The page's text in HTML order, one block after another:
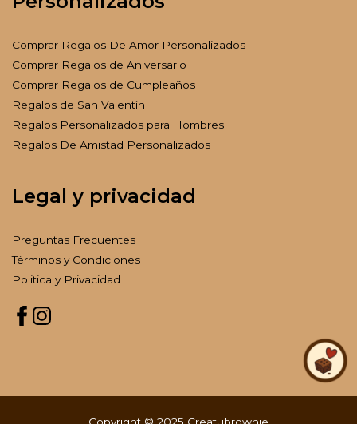
Comprar Regalos De Amor Personalizados
Comprar Regalos de Aniversario
Comprar Regalos de Cumpleaños
Regalos de San Valentín
Regalos Personalizados para Hombres
Regalos De Amistad Personalizados
Legal y privacidad
Preguntas Frecuentes
Términos y Condiciones
Politica y Privacidad